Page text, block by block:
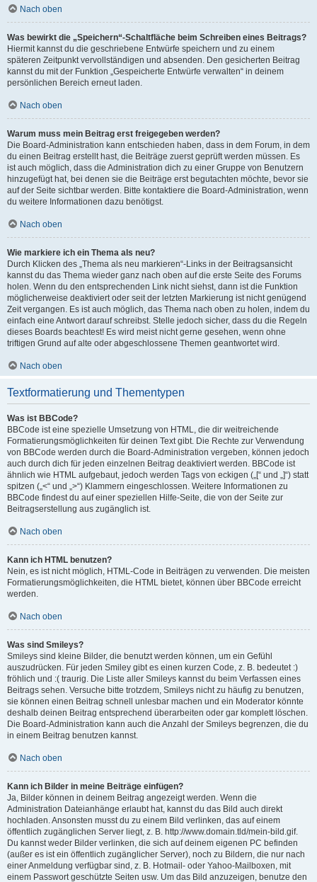
Nach oben
Was bewirkt die „Speichern“-Schaltfläche beim Schreiben eines Beitrags?
Hiermit kannst du die geschriebene Entwürfe speichern und zu einem
späteren Zeitpunkt vervollständigen und absenden. Den gesicherten Beitrag
kannst du mit der Funktion „Gespeicherte Entwürfe verwalten“ in deinem
persönlichen Bereich erneut laden.
Nach oben
Warum muss mein Beitrag erst freigegeben werden?
Die Board-Administration kann entschieden haben, dass in dem Forum, in dem
du einen Beitrag erstellt hast, die Beiträge zuerst geprüft werden müssen. Es
ist auch möglich, dass die Administration dich zu einer Gruppe von Benutzern
hinzugefügt hat, bei denen sie die Beiträge erst begutachten möchte, bevor sie
auf der Seite sichtbar werden. Bitte kontaktiere die Board-Administration, wenn
du weitere Informationen dazu benötigst.
Nach oben
Wie markiere ich ein Thema als neu?
Durch Klicken des „Thema als neu markieren“-Links in der Beitragsansicht
kannst du das Thema wieder ganz nach oben auf die erste Seite des Forums
holen. Wenn du den entsprechenden Link nicht siehst, dann ist die Funktion
möglicherweise deaktiviert oder seit der letzten Markierung ist nicht genügend
Zeit vergangen. Es ist auch möglich, das Thema nach oben zu holen, indem du
einfach eine Antwort darauf schreibst. Stelle jedoch sicher, dass du die Regeln
dieses Boards beachtest! Es wird meist nicht gerne gesehen, wenn ohne
triftigen Grund auf alte oder abgeschlossene Themen geantwortet wird.
Nach oben
Textformatierung und Thementypen
Was ist BBCode?
BBCode ist eine spezielle Umsetzung von HTML, die dir weitreichende
Formatierungsmöglichkeiten für deinen Text gibt. Die Rechte zur Verwendung
von BBCode werden durch die Board-Administration vergeben, können jedoch
auch durch dich für jeden einzelnen Beitrag deaktiviert werden. BBCode ist
ähnlich wie HTML aufgebaut, jedoch werden Tags von eckigen („[“ und „]“) statt
spitzen („<“ und „>“) Klammern eingeschlossen. Weitere Informationen zu
BBCode findest du auf einer speziellen Hilfe-Seite, die von der Seite zur
Beitragserstellung aus zugänglich ist.
Nach oben
Kann ich HTML benutzen?
Nein, es ist nicht möglich, HTML-Code in Beiträgen zu verwenden. Die meisten
Formatierungsmöglichkeiten, die HTML bietet, können über BBCode erreicht
werden.
Nach oben
Was sind Smileys?
Smileys sind kleine Bilder, die benutzt werden können, um ein Gefühl
auszudrücken. Für jeden Smiley gibt es einen kurzen Code, z. B. bedeutet :)
fröhlich und :( traurig. Die Liste aller Smileys kannst du beim Verfassen eines
Beitrags sehen. Versuche bitte trotzdem, Smileys nicht zu häufig zu benutzen,
sie können einen Beitrag schnell unlesbar machen und ein Moderator könnte
deshalb deinen Beitrag entsprechend überarbeiten oder gar komplett löschen.
Die Board-Administration kann auch die Anzahl der Smileys begrenzen, die du
in einem Beitrag benutzen kannst.
Nach oben
Kann ich Bilder in meine Beiträge einfügen?
Ja, Bilder können in deinem Beitrag angezeigt werden. Wenn die
Administration Dateianhänge erlaubt hat, kannst du das Bild auch direkt
hochladen. Ansonsten musst du zu einem Bild verlinken, das auf einem
öffentlich zugänglichen Server liegt, z. B. http://www.domain.tld/mein-bild.gif.
Du kannst weder Bilder verlinken, die sich auf deinem eigenen PC befinden
(außer es ist ein öffentlich zugänglicher Server), noch zu Bildern, die nur nach
einer Anmeldung verfügbar sind, z. B. Hotmail- oder Yahoo-Mailboxen, mit
einem Passwort geschützte Seiten usw. Um das Bild anzuzeigen, benutze den